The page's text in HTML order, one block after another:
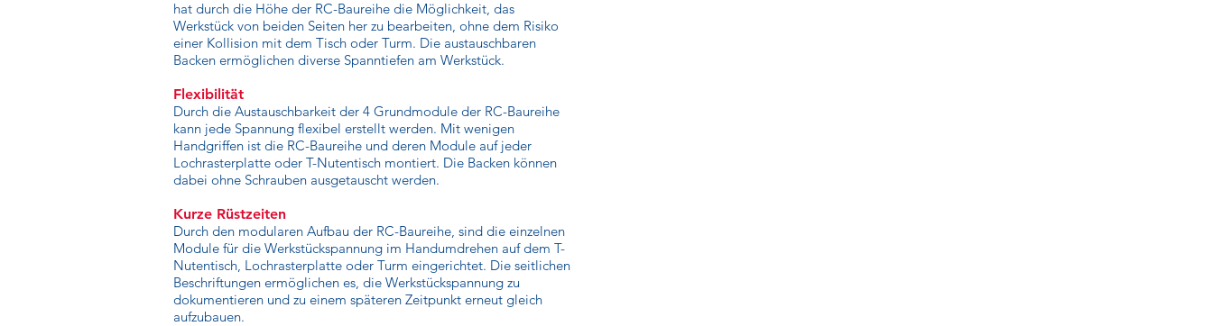
hat durch die Höhe der RC-Baureihe die Möglichkeit, das
Werkstück von beiden Seiten her zu bearbeiten, ohne dem Risiko
einer Kollision mit dem Tisch oder Turm. Die austauschbaren
Backen ermöglichen diverse Spanntiefen am Werkstück.
Flexibilität
Durch die Austauschbarkeit der 4 Grundmodule der RC-Baureihe
kann jede Spannung flexibel erstellt werden. Mit wenigen
Handgriffen ist die RC-Baureihe und deren Module auf jeder
Lochrasterplatte oder T-Nutentisch montiert. Die Backen können
dabei ohne Schrauben ausgetauscht werden.
Kurze Rüstzeiten
Durch den modularen Aufbau der RC-Baureihe, sind die einzelnen
Module für die Werkstückspannung im Handumdrehen auf dem T-
Nutentisch, Lochrasterplatte oder Turm eingerichtet. Die seitlichen
Beschriftungen ermöglichen es, die Werkstückspannung zu
dokumentieren und zu einem späteren Zeitpunkt erneut gleich
aufzubauen.